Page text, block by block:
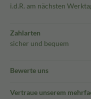
i.d.R. am nächsten
Zahlarten
sicher und bequem
Bewerte uns
Vertraue unserem